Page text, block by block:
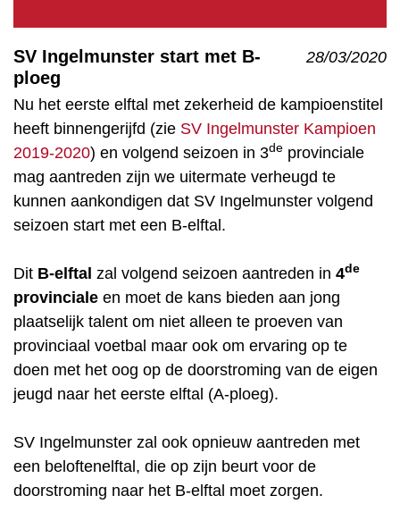
SV Ingelmunster start met B-
ploeg
28/03/2020
Nu het eerste elftal met zekerheid de kampioenstitel
heeft binnengerijfd (zie SV Ingelmunster Kampioen
2019-2020) en volgend seizoen in 3de provinciale
mag aantreden zijn we uitermate verheugd te
kunnen aankondigen dat SV Ingelmunster volgend
seizoen start met een B-elftal.
Dit B-elftal zal volgend seizoen aantreden in 4de
provinciale en moet de kans bieden aan jong
plaatselijk talent om niet alleen te proeven van
provinciaal voetbal maar ook om ervaring op te
doen met het oog op de doorstroming van de eigen
jeugd naar het eerste elftal (A-ploeg).
SV Ingelmunster zal ook opnieuw aantreden met
een beloftenelftal, die op zijn beurt voor de
doorstroming naar het B-elftal moet zorgen.